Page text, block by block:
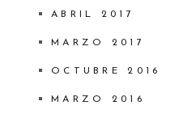
ABRIL 2017
MARZO 2017
OCTUBRE 2016
MARZO 2016